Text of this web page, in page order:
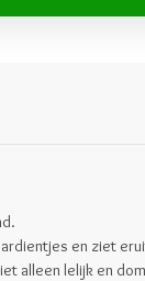
en ziet
alleen lelijk en